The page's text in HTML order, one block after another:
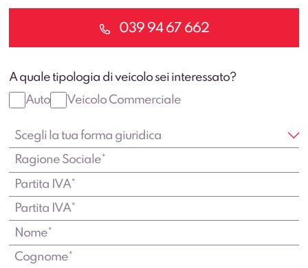
039 94 67 662
A quale tipologia di veicolo sei interessato?
Auto
Veicolo Commerciale